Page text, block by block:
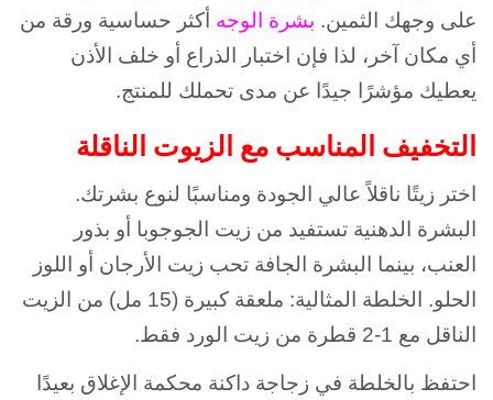
على وجهك الثمين. بشرة الوجه أكثر حساسية ورقة من
أي مكان آخر، لذا فإن اختبار الذراع أو خلف الأذن
يعطيك مؤشرًا جيدًا عن مدى تحملك للمنتج.
التخفيف المناسب مع الزيوت الناقلة
اختر زيتًا ناقلاً عالي الجودة ومناسبًا لنوع بشرتك.
البشرة الدهنية تستفيد من زيت الجوجوبا أو بذور
العنب، بينما البشرة الجافة تحب زيت الأرجان أو اللوز
الحلو. الخلطة المثالية: ملعقة كبيرة (15 مل) من الزيت
الناقل مع 1-2 قطرة من زيت الورد فقط.
احتفظ بالخلطة في زجاجة داكنة محكمة الإغلاق بعيدًا